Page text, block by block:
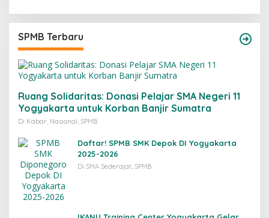
SPMB Terbaru
Ruang Solidaritas: Donasi Pelajar SMA Negeri 11
Yogyakarta untuk Korban Banjir Sumatra
Di Kabar, Nasional, SPMB
Daftar! SPMB SMK Depok DI Yogyakarta
2025-2026
Di SMA Sederajat, SPMB